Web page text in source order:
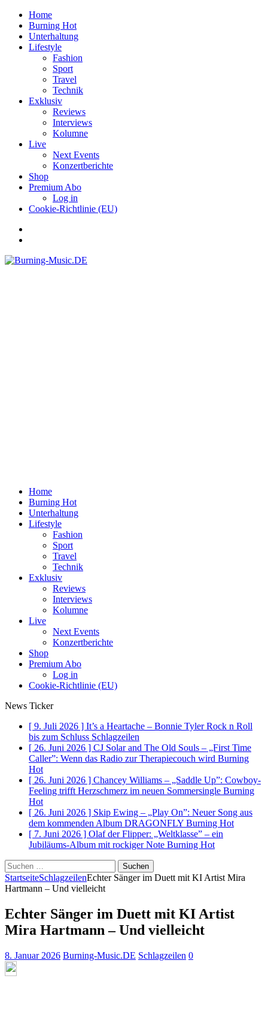
Home
Burning Hot
Unterhaltung
Lifestyle
Fashion
Sport
Travel
Technik
Exklusiv
Reviews
Interviews
Kolumne
Live
Next Events
Konzertberichte
Shop
Premium Abo
Log in
Cookie-Richtlinie (EU)
Home
Burning Hot
Unterhaltung
Lifestyle
Fashion
Sport
Travel
Technik
Exklusiv
Reviews
Interviews
Kolumne
Live
Next Events
Konzertberichte
Shop
Premium Abo
Log in
Cookie-Richtlinie (EU)
News Ticker
[ 9. Juli 2026 ] It’s a Heartache – Bonnie Tyler Rock n Roll
bis zum Schluss Schlagzeilen
[ 26. Juni 2026 ] CJ Solar and The Old Souls – „First Time
Caller”: Wenn das Radio zur Therapiecouch wird Burning
Hot
[ 26. Juni 2026 ] Chancey Williams – „Saddle Up”: Cowboy-
Feeling trifft Herzschmerz im neuen Sommersingle Burning
Hot
[ 26. Juni 2026 ] Skip Ewing – „Play On”: Neuer Song aus
dem kommenden Album DRAGONFLY Burning Hot
[ 7. Juni 2026 ] Olaf der Flipper: „Weltklasse” – ein
Jubiläums-Album mit rockiger Note Burning Hot
Suchen
nach:
StartseiteSchlagzeilenEchter Sänger im Duett mit KI Artist Mira
Hartmann – Und vielleicht
Echter Sänger im Duett mit KI Artist
Mira Hartmann – Und vielleicht
8. Januar 2026 Burning-Music.DE Schlagzeilen 0